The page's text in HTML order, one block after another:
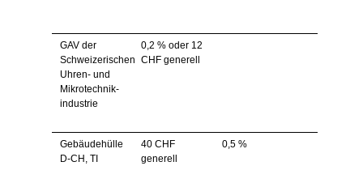
GAV der
Schweizerischen
Uhren- und
Mikrotechnik-
industrie
0,2 % oder 12
CHF generell
Gebäudehülle
D-CH, TI
40 CHF
generell
0,5 %